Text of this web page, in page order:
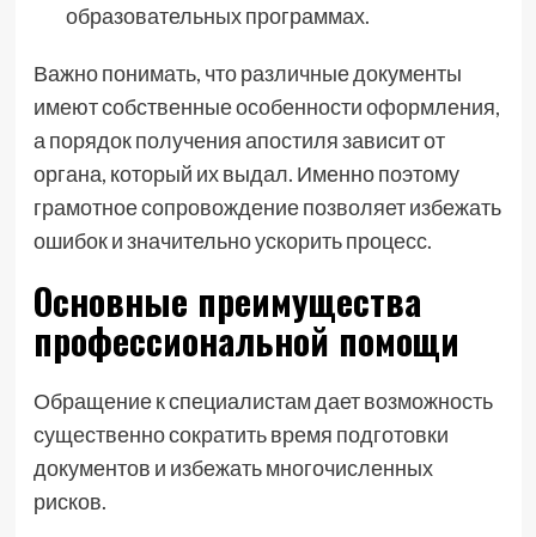
образовательных программах.
Важно понимать, что различные документы
имеют собственные особенности оформления,
а порядок получения апостиля зависит от
органа, который их выдал. Именно поэтому
грамотное сопровождение позволяет избежать
ошибок и значительно ускорить процесс.
Основные преимущества
профессиональной помощи
Обращение к специалистам дает возможность
существенно сократить время подготовки
документов и избежать многочисленных
рисков.